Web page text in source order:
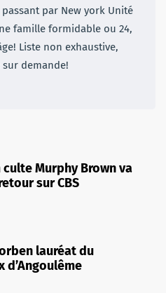
par New york Unité
famille formidable ou 24,
Liste non exhaustive,
demande!
Murphy Brown va
sur CBS
lauréat du
d’Angoulême